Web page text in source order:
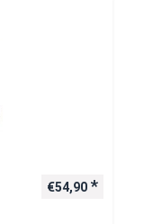
€54,90